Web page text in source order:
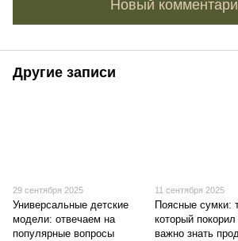
Новый
Другие записи
29 сентября 2025
Универсальные детские
модели: отвечаем на
популярные вопросы
11 сентября 2025
Поясные сумки:
который
важно знать